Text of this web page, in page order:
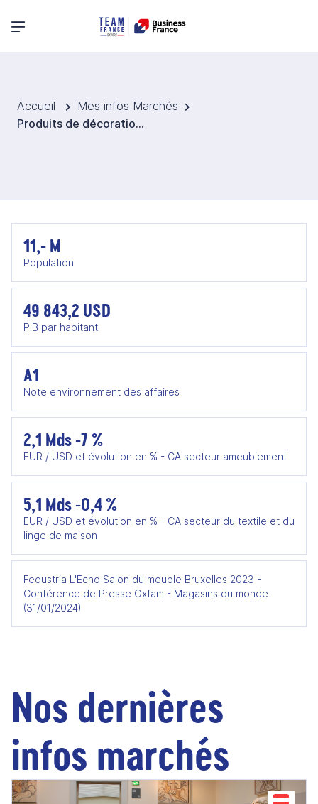
Menu principal
Accueil
Mes infos Marchés
Produits de décoration en Belgique
11,- M
Population
49 843,2 USD
PIB par habitant
A1
Note environnement des affaires
2,1 Mds -7 %
EUR / USD et évolution en % - CA secteur ameublement
5,1 Mds -0,4 %
EUR / USD et évolution en % - CA secteur du textile et du
linge de maison
Fedustria L'Echo Salon du meuble Bruxelles 2023 -
Conférence de Presse Oxfam - Magasins du monde
(31/01/2024)
Nos dernières
infos marchés